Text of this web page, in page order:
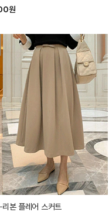
원
본 플레어 스커트